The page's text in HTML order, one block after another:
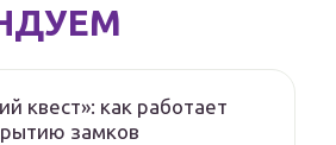
квест»: как работает
замков